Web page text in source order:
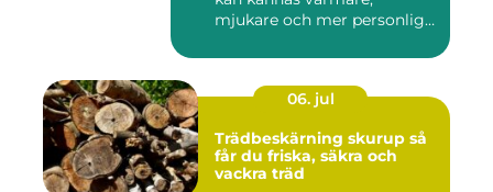
mjukare och mer personlig
06. jul
Trädbeskärning skurup så
får du friska, säkra och
vackra träd